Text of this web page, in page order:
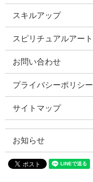
スキルアップ
スピリチュアルアート
お問い合わせ
プライバシーポリシー
サイトマップ
お知らせ